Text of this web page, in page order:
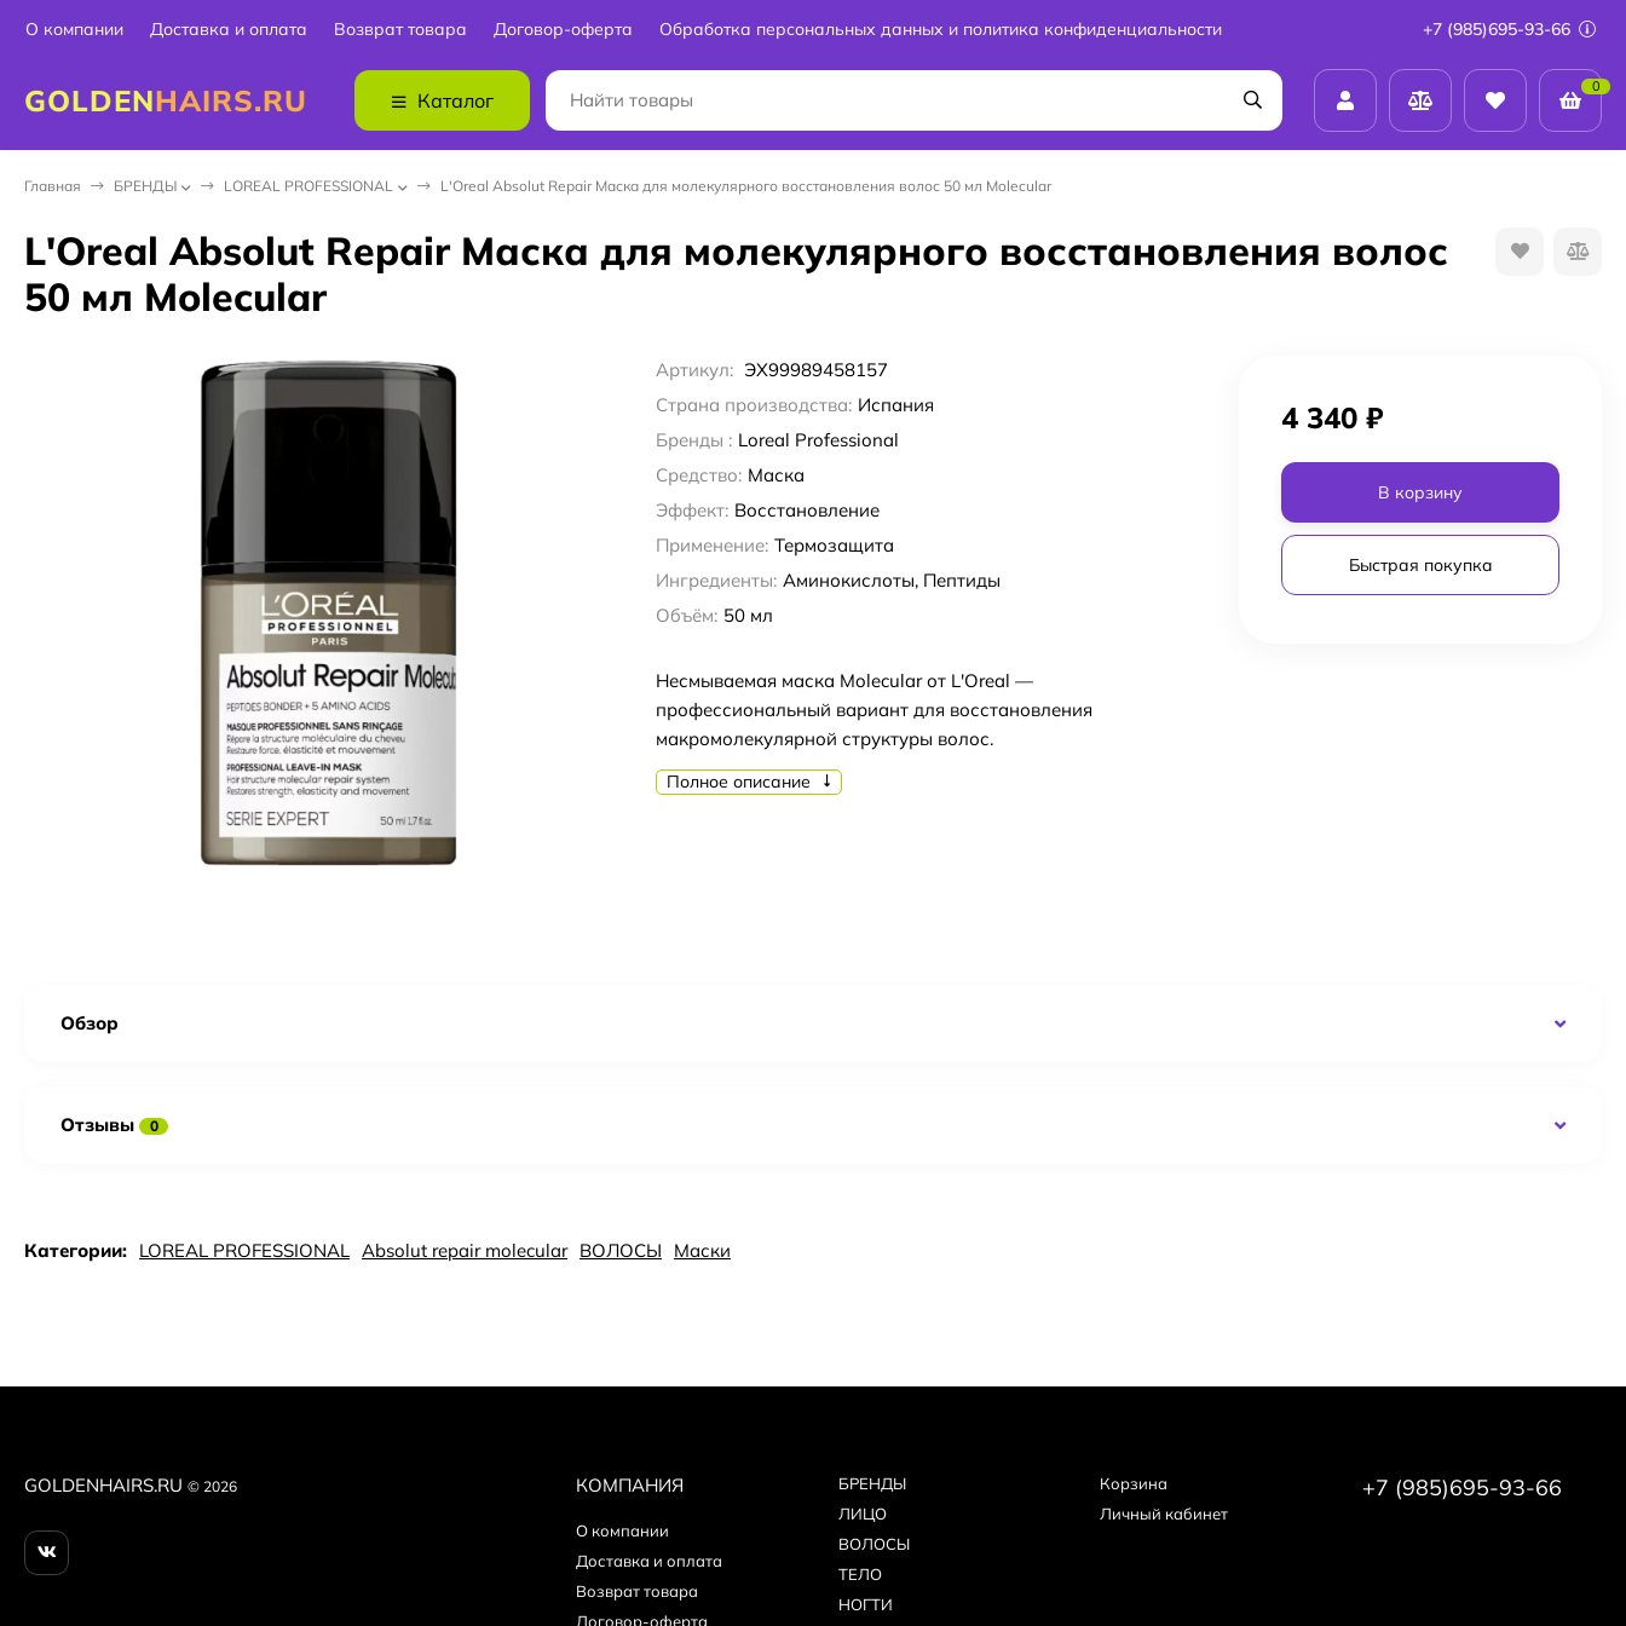
О компании Доставка и оплата Возврат товара Договор-оферта Обработка персональных данных и политика конфиденциальности +7 (985)695-93-66
GOLDENHAIRS.RU Каталог
0
Главная БPEНДЫ LOREAL PROFESSIONAL L'Oreal Absolut Repair Маска для молекулярного восстановления волос 50 мл Molecular
L'Oreal Absolut Repair Маска для молекулярного восстановления волос
50 мл Molecular
Артикул: ЭХ99989458157
Страна производства: Испания
Бренды : Loreal Professional
Средство: Маска
Эффект: Восстановление
Применение: Термозащита
Ингредиенты: Аминокислоты, Пептиды
Объём: 50 мл
Несмываемая маска Molecular от L'Oreal —
профессиональный вариант для восстановления
макромолекулярной структуры волос.
Полное описание
4 340 ₽
В корзину
Быстрая покупка
Обзор
Отзывы 0
Категории: LOREAL PROFESSIONAL Absolut repair molecular ВОЛОСЫ Маски
GOLDENHAIRS.RU © 2026 КОМПАНИЯ
О компании
Доставка и оплата
Возврат товара
Договор-оферта
БPEНДЫ
ЛИЦО
ВОЛОСЫ
ТЕЛО
НОГТИ
Корзина
Личный кабинет
+7 (985)695-93-66